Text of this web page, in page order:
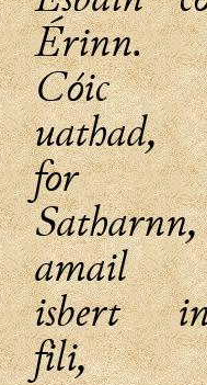
Érinn.
Cóic
uathad,
for
Satharnn,
amail
isbert
fili,